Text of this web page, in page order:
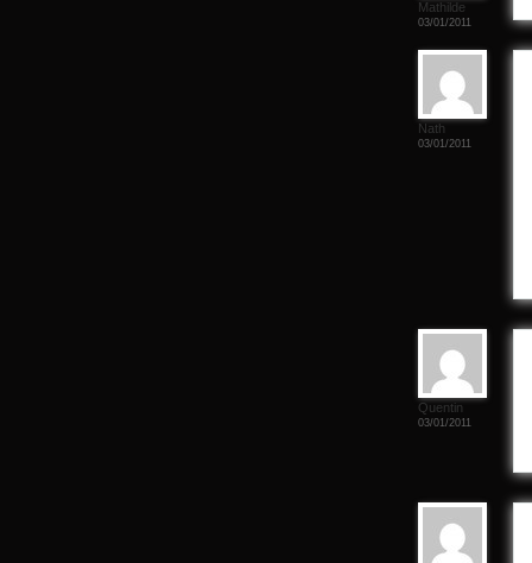
Mathilde
03/01/2011
Nath
03/01/2011
Quentin
03/01/2011